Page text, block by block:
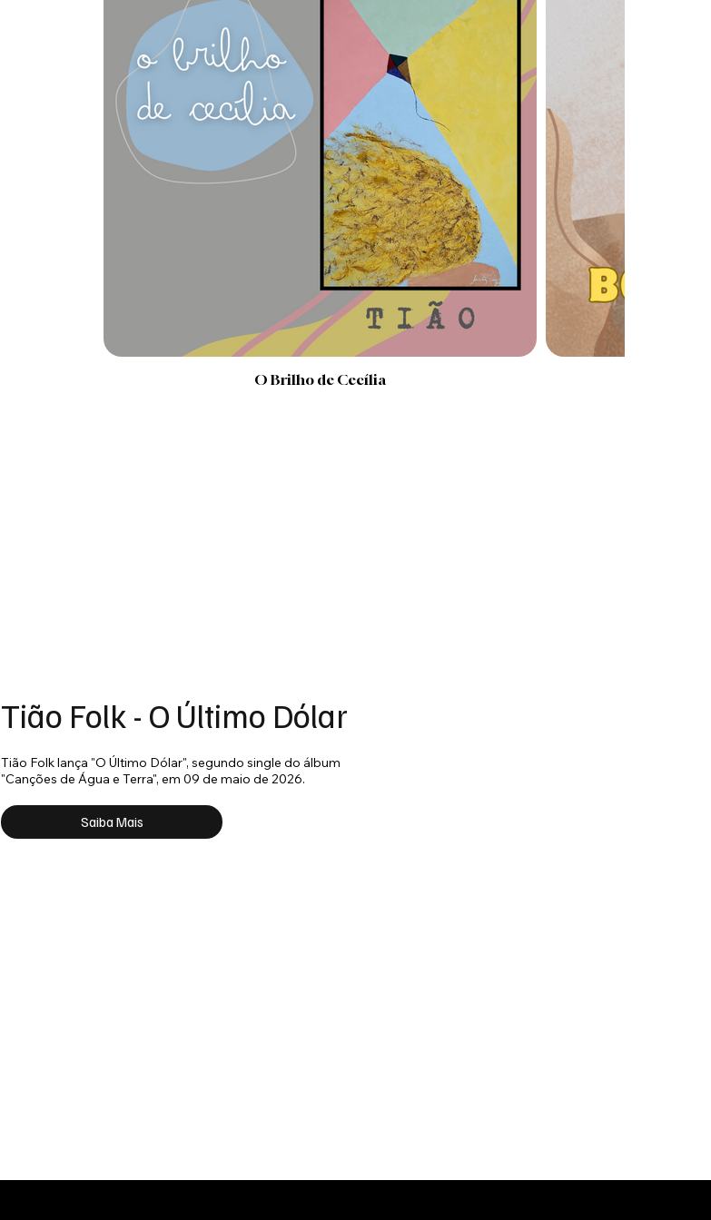
O Brilho de Cecília
Tião Folk - O Último Dólar
Tião Folk lança "O Último Dólar", segundo single do álbum
"Canções de Água e Terra", em 09 de maio de 2026.
Saiba Mais